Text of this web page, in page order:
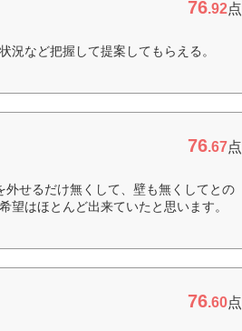
76.92点
況など把握して提案してもらえる。
76.67点
せるだけ無くして、壁も無くしてとの
望はほとんど出来ていたと思います。
76.60点